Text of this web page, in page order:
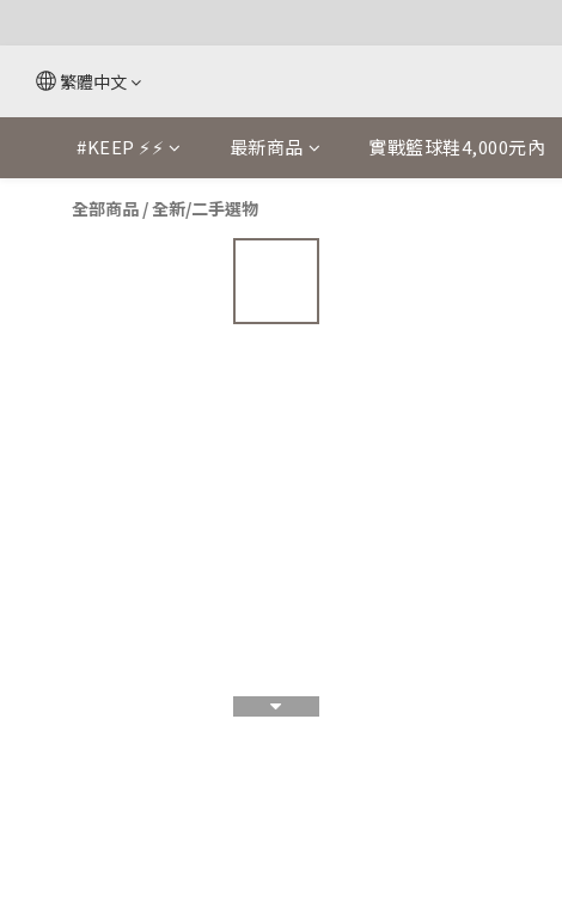
繁體中文
#KEEP ⚡⚡ 最新商品 實戰籃球鞋4,000元內
全部商品 /全新/二手選物